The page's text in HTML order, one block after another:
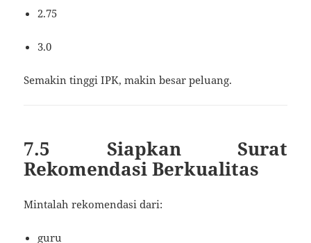
2.75
3.0
Semakin tinggi IPK, makin besar peluang.
7.5 Siapkan Surat
Rekomendasi Berkualitas
Mintalah rekomendasi dari:
guru